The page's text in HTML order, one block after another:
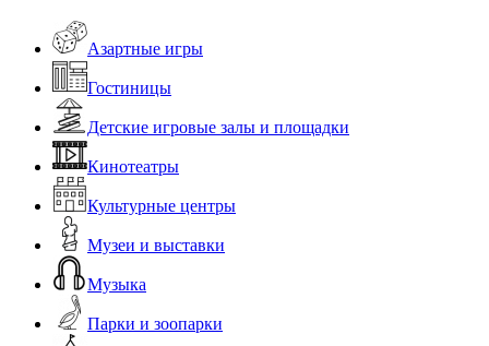
Азартные игры
Гостиницы
Детские игровые залы и площадки
Кинотеатры
Культурные центры
Музеи и выставки
Музыка
Парки и зоопарки